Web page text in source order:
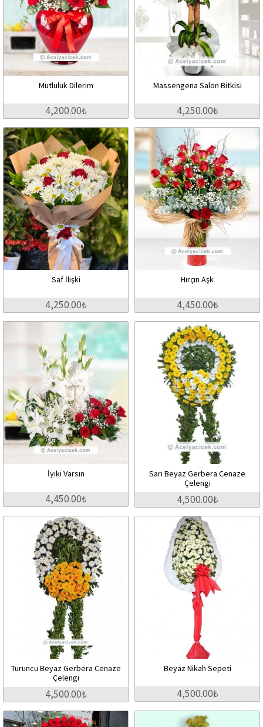
Mutluluk Dilerim
4,200.00₺
Massengena Salon Bitkisi
4,250.00₺
Saf İlişki
4,250.00₺
Hırçın Aşk
4,450.00₺
İyiki Varsın
4,450.00₺
Sarı Beyaz Gerbera Cenaze
Çelengi
4,500.00₺
Turuncu Beyaz Gerbera Cenaze
Çelengi
4,500.00₺
Beyaz Nikah Sepeti
4,500.00₺